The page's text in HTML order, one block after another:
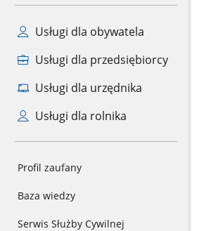
Usługi dla obywatela
Usługi dla przedsiębiorcy
Usługi dla urzędnika
Usługi dla rolnika
Profil zaufany
Baza wiedzy
Serwis Służby Cywilnej